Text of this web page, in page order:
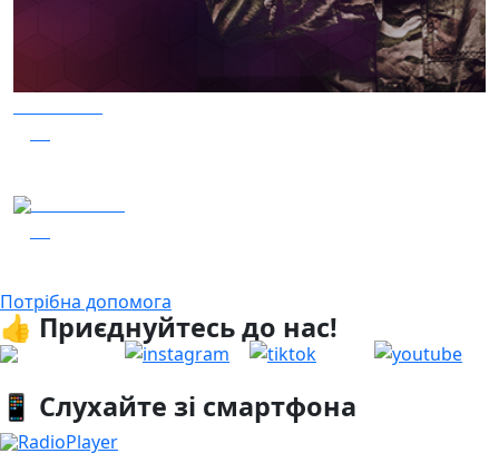
Потрібна допомога
👍 Приєднуйтесь до нас!
📱 Слухайте зі смартфона
RadioPlayer